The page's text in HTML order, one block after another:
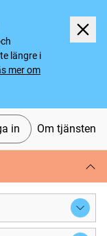
längre i
mer om
in Om tjänsten